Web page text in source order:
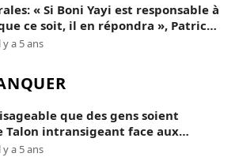
« Si Boni Yayi est responsable à
ce soit, il en répondra », Patrice
y a 5 ans
que des gens soient
Talon intransigeant face aux
»
y a 5 ans